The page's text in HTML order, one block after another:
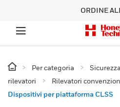
ORDINE
Per categoria
rilevatori
Rilevatori
Dispositivi per piattaforma CLSS